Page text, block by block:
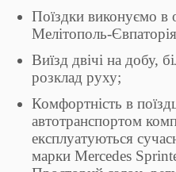
Поїздки виконуємо в
Мелітополь-
Виїзд двічі на добу,
розклад руху;
Комфортність в
автотранспортом
експлуатуються
марки Mercedes